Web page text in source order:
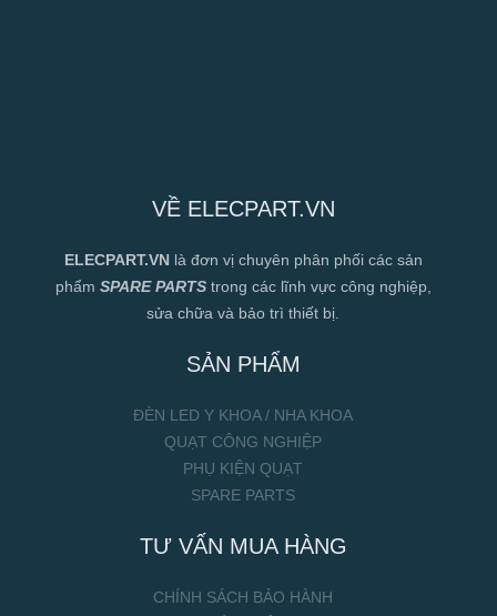
VỀ ELECPART.VN
ELECPART.VN là đơn vị chuyên phân phối các sản
phẩm SPARE PARTStrong các lĩnh vực công nghiệp,
sửa chữa và bảo trì thiết bị.
SẢN PHẨM
ĐÈN LED Y KHOA / NHA KHOA
QUẠT CÔNG NGHIỆP
PHỤ KIỆN QUẠT
SPARE PARTS
TƯ VẤN MUA HÀNG
CHÍNH SÁCH BẢO HÀNH